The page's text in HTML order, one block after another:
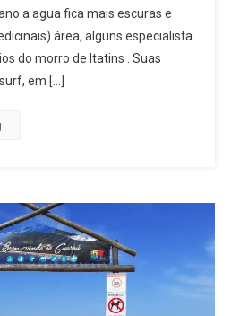
a agua fica mais escuras e
área, alguns especialista
do morro de Itatins . Suas
em […]